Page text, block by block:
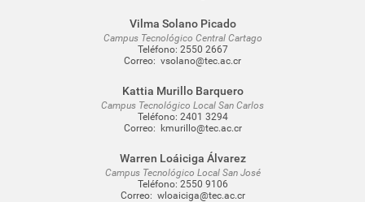
Vilma Solano Picado
Campus Tecnológico Central Cartago
Teléfono: 2550 2667
Correo: vsolano@tec.ac.cr
Kattia Murillo Barquero
Campus Tecnológico Local San Carlos
Teléfono: 2401 3294
Correo:
kmurillo@tec.ac.cr
Warren Loáiciga Álvarez
Campus Tecnológico Local San José
Teléfono: 2550 9106
Correo: wloaiciga@tec.ac.cr